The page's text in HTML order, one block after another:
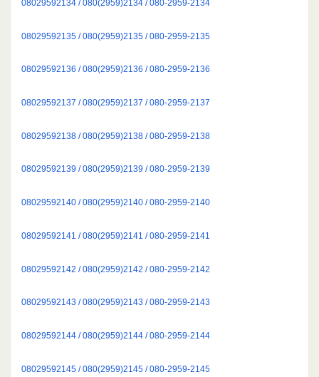
08029592134 / 080(2959)2134 / 080-2959-2134
08029592135 / 080(2959)2135 / 080-2959-2135
08029592136 / 080(2959)2136 / 080-2959-2136
08029592137 / 080(2959)2137 / 080-2959-2137
08029592138 / 080(2959)2138 / 080-2959-2138
08029592139 / 080(2959)2139 / 080-2959-2139
08029592140 / 080(2959)2140 / 080-2959-2140
08029592141 / 080(2959)2141 / 080-2959-2141
08029592142 / 080(2959)2142 / 080-2959-2142
08029592143 / 080(2959)2143 / 080-2959-2143
08029592144 / 080(2959)2144 / 080-2959-2144
08029592145 / 080(2959)2145 / 080-2959-2145